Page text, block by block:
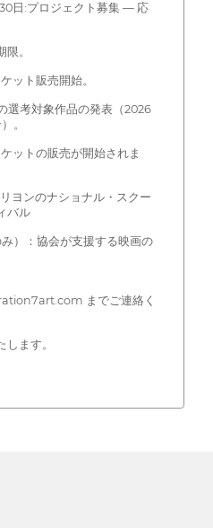
日:プロジェクト募集 — 応
。
ット販売開始。
選考対象作品の発表（2026
。
ットの販売が開始されま
リヨンのナショナル・スクー
バル
）：協会が支援する映画の
までご連絡く
ます。